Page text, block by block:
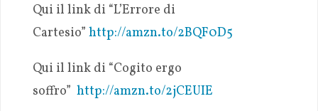
Qui il link di “L’Errore di
Cartesio” http://amzn.to/2BQF0D5
Qui il link di “Cogito ergo
soffro” http://amzn.to/2jCEUIE